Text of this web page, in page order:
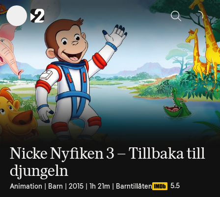
Sök
Nicke Nyfiken 3 – Tillbaka till
djungeln
Animation | Barn | 2015 | 1h 21m | Barntillåten 5.5